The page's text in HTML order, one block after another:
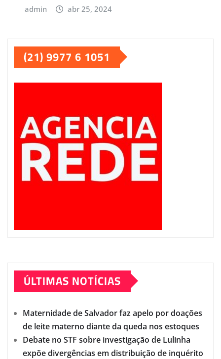
admin abr 25, 2024
(21) 9977 6 1051
ÚLTIMAS NOTÍCIAS
Maternidade de Salvador faz apelo por doações
de leite materno diante da queda nos estoques
Debate no STF sobre investigação de Lulinha
expõe divergências em distribuição de inquérito